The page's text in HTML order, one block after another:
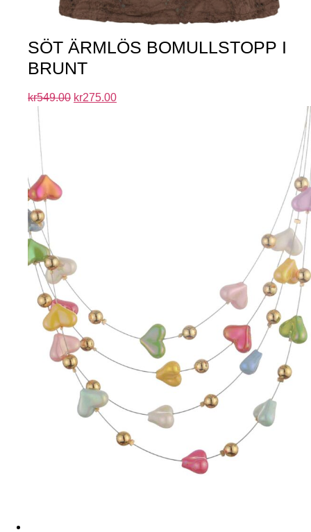
SÖT ÄRMLÖS BOMULLSTOPP I
BRUNT
kr549.00 kr275.00